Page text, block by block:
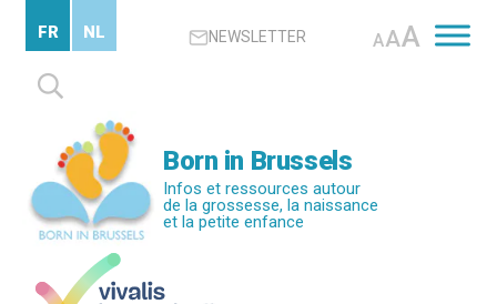
contenu
principal
NEWSLETTER AAA
Rechercher :
FR NL
Born in Brussels
Infos et ressources autour
de la grossesse, la naissance
et la petite enfance